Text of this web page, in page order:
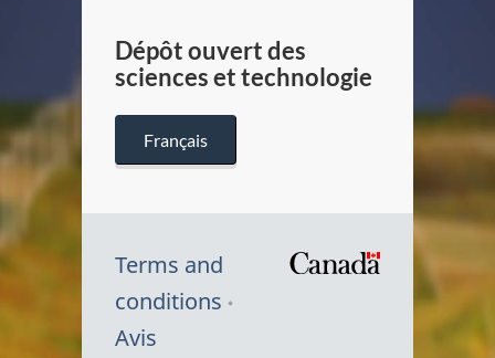
Dépôt ouvert des
sciences et technologie
Français
Terms and
conditions
Avis
Symbole